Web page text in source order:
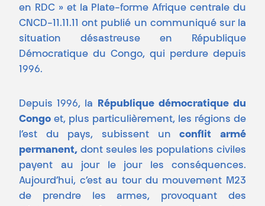
en RDC » et la Plate-forme Afrique centrale du
CNCD-11.11.11 ont publié un communiqué sur la
situation désastreuse en République
Démocratique du Congo, qui perdure depuis
1996.
Depuis 1996, la
République démocratique du
Congo et, plus particulièrement, les régions de
l’est du pays, subissent unconflit armé
permanent, dont seules les populations civiles
payent au jour le jour les conséquences.
Aujourd’hui, c’est au tour du mouvement M23
de prendre les armes, provoquant des